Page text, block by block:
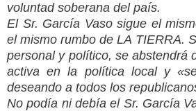
voluntad soberana del país.
El Sr. García Vaso sigue el
el mismo rumbo de LA TIERRA.
personal y político, se abstendrá
activa en la política local y
deseando a todos los
No podía ni debía el Sr. García